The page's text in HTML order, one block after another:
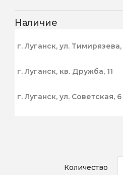
Наличие
г. Луганск, ул. Тимирязева,
г. Луганск, кв. Дружба, 11
г. Луганск, ул. Советская, 6
Количество